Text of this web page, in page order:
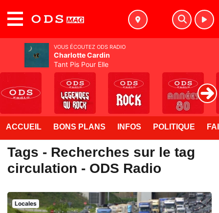
ACCUEIL BONS PLANS INFOS POLITIQUE
Tags - Recherches sur le tag
circulation - ODS Radio
Locales
VOUS ÉCOUTEZ ODS RADIO
Charlotte Cardin
Tant Pis Pour Elle